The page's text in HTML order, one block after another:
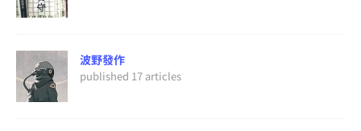
波野發作
published 17 articles